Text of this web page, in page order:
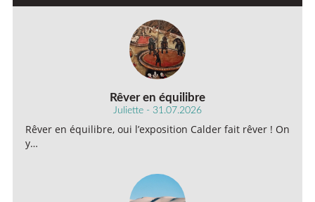
Rêver en équilibre
Juliette - 31.07.2026
Rêver en équilibre, oui l’exposition Calder fait rêver ! On
y…